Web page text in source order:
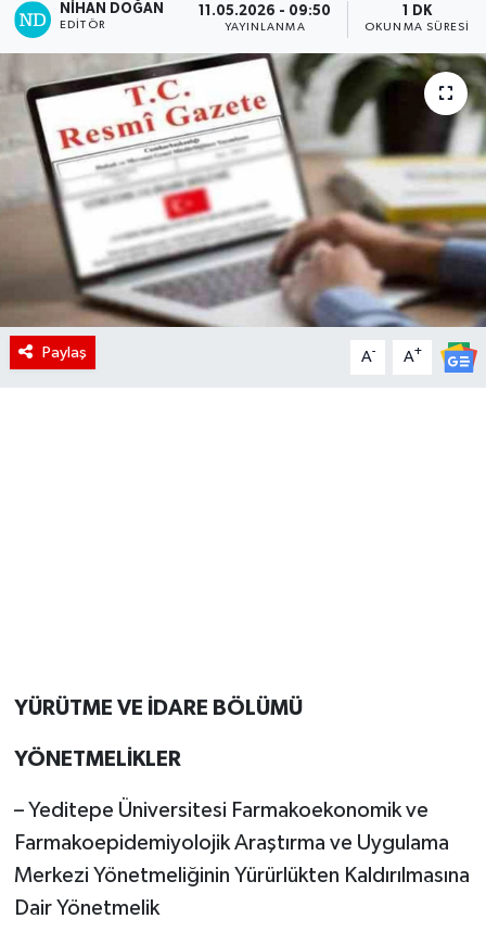
NIHAN DOĞAN
EDITÖR
11.05.2026 - 09:50
YAYINLANMA
1 DK
OKUNMA SÜRESI
Paylaş A- A+
YÜRÜTME VE İDARE BÖLÜMÜ
YÖNETMELİKLER
– Yeditepe Üniversitesi Farmakoekonomik ve
Farmakoepidemiyolojik Araştırma ve Uygulama
Merkezi Yönetmeliğinin Yürürlükten Kaldırılmasına
Dair Yönetmelik